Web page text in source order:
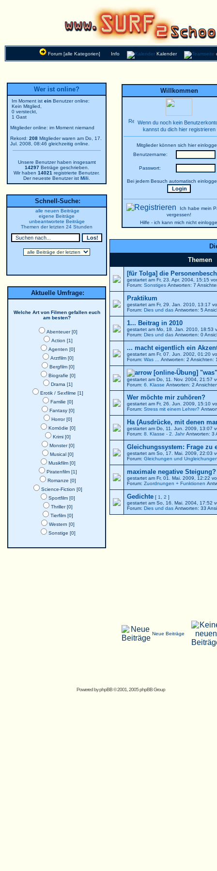
Forum [alle Kategorien] Info Kalender
Wer ist online?
Im Moment ist ein Benutzer online:
Kein Mitglied,
0 versteckt,
1 Gast
Mitglieder online: im Moment niemand
Rekord: 208 Mitglieder waren am Do, 17.
Jul. 2008, 08:46 gleichzeitig online.
Unsere Benutzer haben insgesamt
14297Beträge geschrieben.
Wir haben 14021 registrierte Benutzer.
Der neueste Benutzer ist Mili
Schnell-Suche:
alle neuen Beiträge
eigene Beiträge
unbeantwortete Beiträge
Themen der letzten 24 Stunden
Aktuelle Umfrage:
Welche Art von Filmen gefallen euch
am besten?
Abenteuer [0]
Action [1]
Agenten [0]
Arztfilm [0]
Bergfilm [0]
Biografie [0]
Drama [1]
Erotik / Sexfilme [1]
Familie [0]
Fantasy [0]
Horror [0]
Komödie [0]
Krimi [0]
Monster [0]
Musical [0]
Musikfilm [0]
Piratenfilm [1]
Romanze [0]
Science-Fiction [0]
Sportfilm [0]
Thriller [0]
Tierfilm [0]
Western [0]
Sonstige [0]
Willkommen
Wenn du noch kein
kannst du dich hier registrieren
Mitglieder können sich hier
Benutzername:
Passwort:
Bei jedem Besuch automatisch
Ich habe mein
vergessen!
Hilfe - ich kann mich nicht
Themen
[für Tolga] die
gestartet am Fr, 23. Apr. 2004, 15:15
Forum: Sonstiges Antworten: 7
Praktikum
gestartet am Fr, 29. Jan. 2010, 13:17
Forum: Dies und das Antworten: 5
1... Beitrag in 2010
gestartet am Mo, 18. Jan. 2010, 18:53
Forum: Dies und das Antworten: 0
... macht eigentlich ein
gestartet am Fr, 07. Jun. 2002, 01:20
Forum: Was ... Antworten: 2 Ansichten:
[online-Übung]
gestartet am Do, 11. Nov. 2004, 21:57
Forum: 6. Klasse Antworten: 2
Wer möchte mir zuhören?
gestartet am Fr, 26. Jun. 2009, 15:10
Forum: Stress mit einem Lehrer?
Ha (Ausdrücke, mit denen
gestartet am Do, 11. Jun. 2009, 13:07
Forum: 8. Klasse - 2. JahrAntworten: 3
Gleichungssystem: Frage zu
gestartet am So, 17. Mai. 2009, 22:03
Forum: Gleichungen und
maximale negative
gestartet am Fr, 01. Mai. 2009, 12:22
Forum: Zuordnungen + Funktionen
Gedichte [ 1 2 ]
gestartet am So, 16. Mai. 2004, 17:52
Forum: Dies und das Antworten: 33
Neue Beiträge
Powered byphpBB© 2001, 2005 phpBB Group